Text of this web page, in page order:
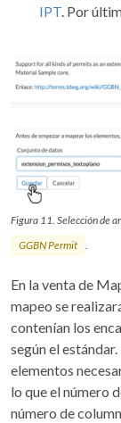
IPT. Por
Figura 11. Selección de
GGBN Permit
En la venta de
mapeo se
contenían los
según el
elementos
lo que el número
número de